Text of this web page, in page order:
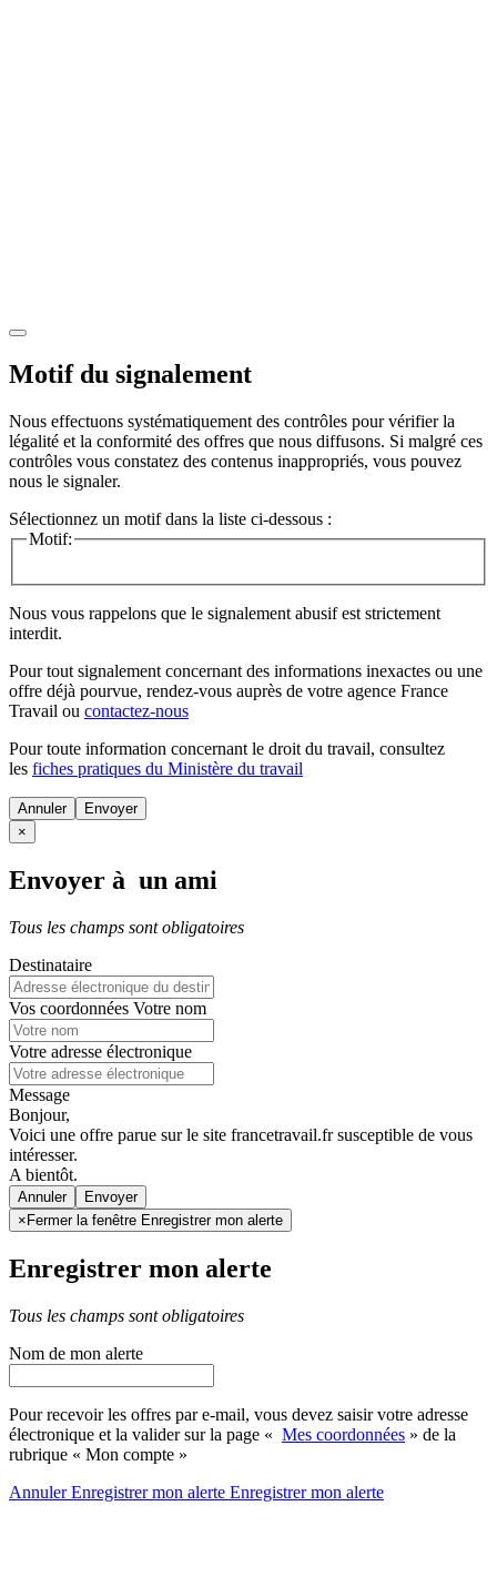
Motif du signalement
Nous effectuons systématiquement des contrôles pour vérifier la
légalité et la conformité des offres que nous diffusons. Si malgré ces
contrôles vous constatez des contenus inappropriés, vous pouvez
nous le signaler.
Sélectionnez un motif dans la liste ci-dessous :
Motif:
Nous vous rappelons que le signalement abusif est strictement
interdit.
Pour tout signalement concernant des informations inexactes ou une
offre déjà pourvue, rendez-vous auprès de votre agence France
Travail ou contactez-nous
Pour toute information concernant le droit du travail, consultez
les fiches pratiques du Ministère du travail
Annuler
×
Envoyer à un ami
Tous les champs sont obligatoires
Destinataire
Vos coordonnées Votre nom
Votre adresse électronique
Message
Bonjour,
Voici une offre parue sur le site francetravail.fr susceptible de vous
intéresser.
A bientôt.
Annuler
× Fermer la fenêtre Enregistrer mon alerte
Enregistrer mon alerte
Tous les champs sont obligatoires
Nom de mon alerte
Pour recevoir les offres par e-mail, vous devez saisir votre adresse
électronique et la valider sur la page « Mes coordonnées » de la
rubrique « Mon compte »
AnnulerEnregistrer mon alerte Enregistrermon alerte